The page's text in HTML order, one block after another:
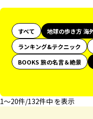
すべて 地球の歩き方 海
ランキング&テクニック
BOOKS 旅の名言＆絶景
1〜20件/132件中 を表示